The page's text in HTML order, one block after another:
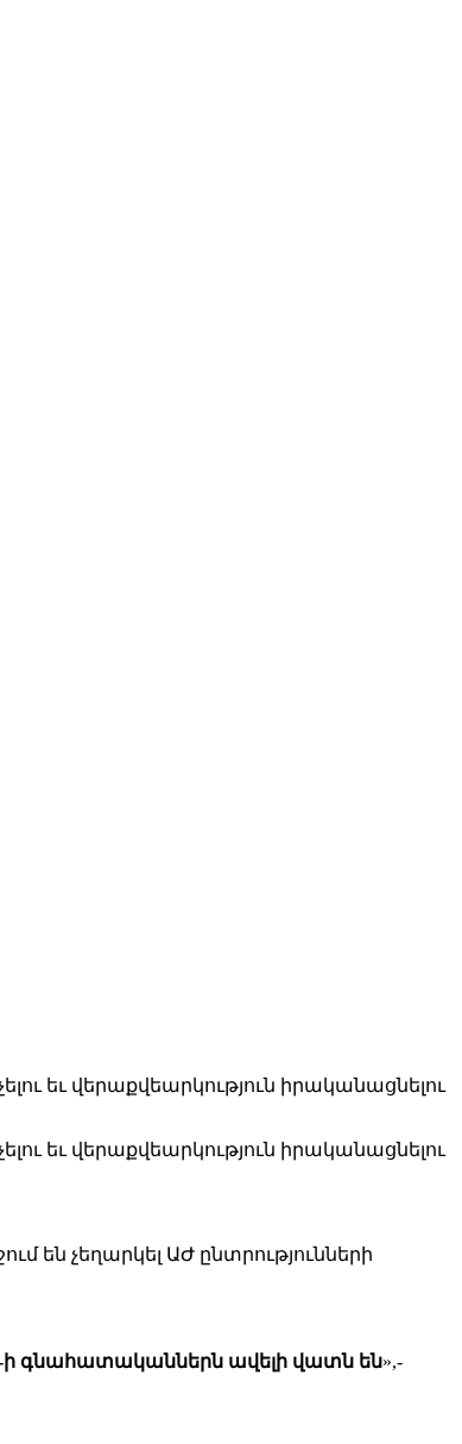
եւ վերաքվեարկություն իրականացնելու
եւ վերաքվեարկություն իրականացնելու
են չեղարկել ԱԺ ընտրությունների
ի գնահատականներն ավելի վատն են»,-